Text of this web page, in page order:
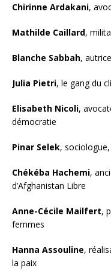
Chirinne Ardakani,
Mathilde Caillard,
Blanche Sabbah,
Julia Pietri, le gang du
Elisabeth Nicoli,
démocratie
Pinar Selek,
Chékéba Hachemi,
d’Afghanistan Libre
Anne-Cécile Mailfert,
femmes
Hanna Assouline,
la paix